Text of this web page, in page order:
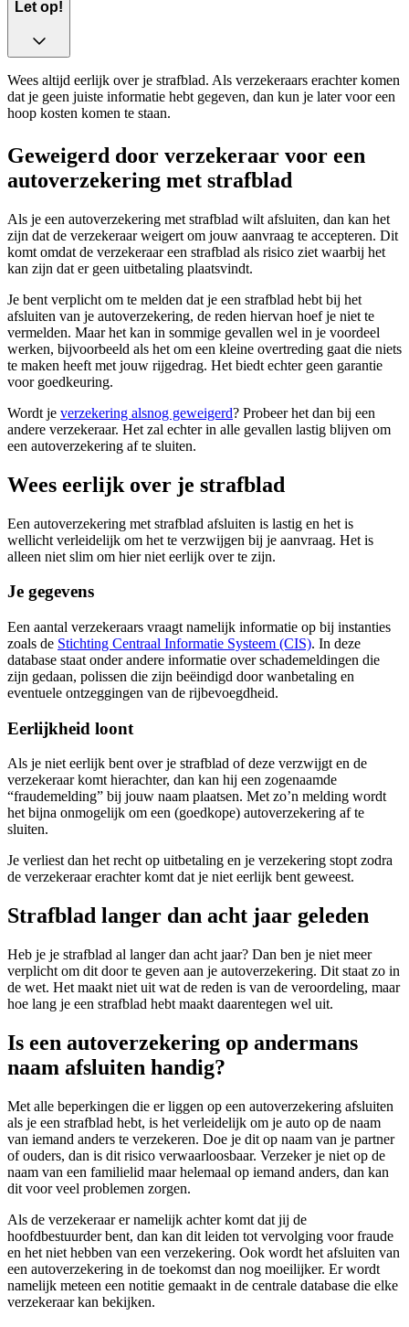
Let op!
Wees altijd eerlijk over je strafblad. Als verzekeraars erachter komen
dat je geen juiste informatie hebt gegeven, dan kun je later voor een
hoop kosten komen te staan.
Geweigerd door verzekeraar voor een
autoverzekering met strafblad
Als je een autoverzekering met strafblad wilt afsluiten, dan kan het
zijn dat de verzekeraar weigert om jouw aanvraag te accepteren. Dit
komt omdat de verzekeraar een strafblad als risico ziet waarbij het
kan zijn dat er geen uitbetaling plaatsvindt.
Je bent verplicht om te melden dat je een strafblad hebt bij het
afsluiten van je autoverzekering, de reden hiervan hoef je niet te
vermelden. Maar het kan in sommige gevallen wel in je voordeel
werken, bijvoorbeeld als het om een kleine overtreding gaat die niets
te maken heeft met jouw rijgedrag. Het biedt echter geen garantie
voor goedkeuring.
Wordt je verzekering alsnog geweigerd? Probeer het dan bij een
andere verzekeraar. Het zal echter in alle gevallen lastig blijven om
een autoverzekering af te sluiten.
Wees eerlijk over je strafblad
Een autoverzekering met strafblad afsluiten is lastig en het is
wellicht verleidelijk om het te verzwijgen bij je aanvraag. Het is
alleen niet slim om hier niet eerlijk over te zijn.
Je gegevens
Een aantal verzekeraars vraagt namelijk informatie op bij instanties
zoals de Stichting Centraal Informatie Systeem (CIS). In deze
database staat onder andere informatie over schademeldingen die
zijn gedaan, polissen die zijn beëindigd door wanbetaling en
eventuele ontzeggingen van de rijbevoegdheid.
Eerlijkheid loont
Als je niet eerlijk bent over je strafblad of deze verzwijgt en de
verzekeraar komt hierachter, dan kan hij een zogenaamde
“fraudemelding” bij jouw naam plaatsen. Met zo’n melding wordt
het bijna onmogelijk om een (goedkope) autoverzekering af te
sluiten.
Je verliest dan het recht op uitbetaling en je verzekering stopt zodra
de verzekeraar erachter komt dat je niet eerlijk bent geweest.
Strafblad langer dan acht jaar geleden
Heb je je strafblad al langer dan acht jaar? Dan ben je niet meer
verplicht om dit door te geven aan je autoverzekering. Dit staat zo in
de wet. Het maakt niet uit wat de reden is van de veroordeling, maar
hoe lang je een strafblad hebt maakt daarentegen wel uit.
Is een autoverzekering op andermans
naam afsluiten handig?
Met alle beperkingen die er liggen op een autoverzekering afsluiten
als je een strafblad hebt, is het verleidelijk om je auto op de naam
van iemand anders te verzekeren. Doe je dit op naam van je partner
of ouders, dan is dit risico verwaarloosbaar. Verzeker je niet op de
naam van een familielid maar helemaal op iemand anders, dan kan
dit voor veel problemen zorgen.
Als de verzekeraar er namelijk achter komt dat jij de
hoofdbestuurder bent, dan kan dit leiden tot vervolging voor fraude
en het niet hebben van een verzekering. Ook wordt het afsluiten van
een autoverzekering in de toekomst dan nog moeilijker. Er wordt
namelijk meteen een notitie gemaakt in de centrale database die elke
verzekeraar kan bekijken.